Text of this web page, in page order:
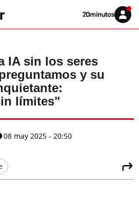
Volver
Iniciar
sesión
IA sin los seres
y su
límites"
08 may 2025 - 20:50